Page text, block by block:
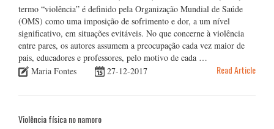
termo “violência” é definido pela Organização Mundial de Saúde
(OMS) como uma imposição de sofrimento e dor, a um nível
significativo, em situações evitáveis. No que concerne à violência
entre pares, os autores assumem a preocupação cada vez maior de
pais, educadores e professores, pelo motivo de cada …
Maria Fontes
27-12-2017 Read Article
Violência física no namoro